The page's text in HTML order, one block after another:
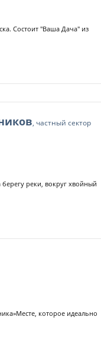
Состоит "Ваша Дача" из
, частный сектор
реки, вокруг хвойный
которое идеально